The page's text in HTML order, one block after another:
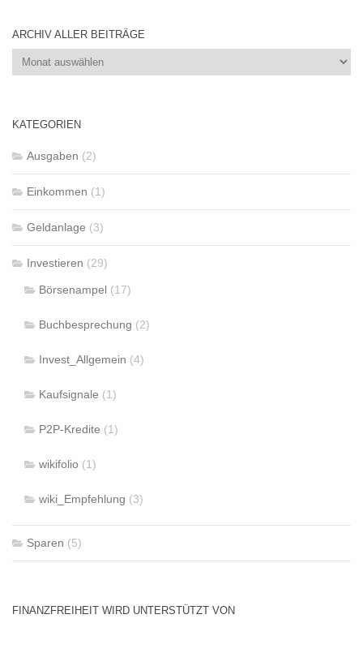
ARCHIV ALLER BEITRÄGE
Archiv
aller
KATEGORIEN
Ausgaben (2)
Einkommen (1)
Geldanlage (3)
Investieren (29)
Börsenampel (17)
Buchbesprechung (2)
Invest_Allgemein (4)
Kaufsignale (1)
P2P-Kredite (1)
wikifolio (1)
wiki_Empfehlung (3)
Sparen (5)
FINANZFREIHEIT WIRD UNTERSTÜTZT VON